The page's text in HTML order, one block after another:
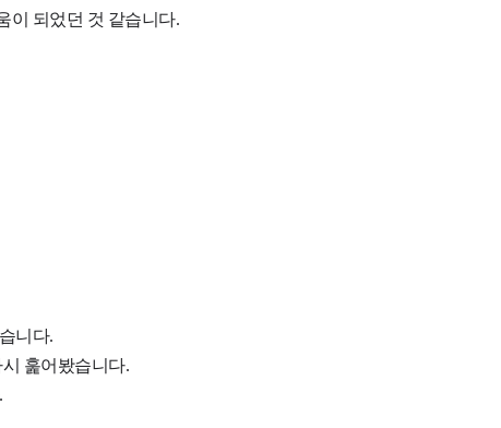
이 되었던 것 같습니다.
니다.
훑어봤습니다.